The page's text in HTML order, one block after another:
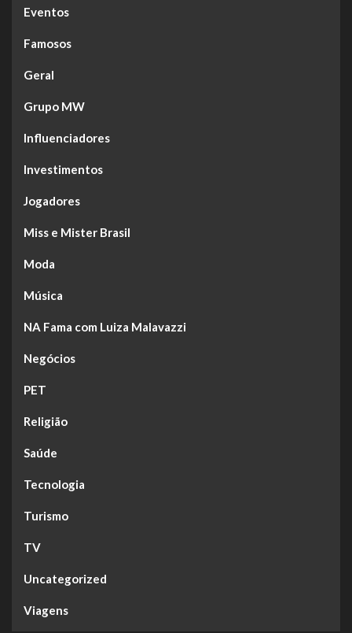
Eventos
Famosos
Geral
Grupo MW
Influenciadores
Investimentos
Jogadores
Miss e Mister Brasil
Moda
Música
NA Fama com Luiza Malavazzi
Negócios
PET
Religião
Saúde
Tecnologia
Turismo
TV
Uncategorized
Viagens